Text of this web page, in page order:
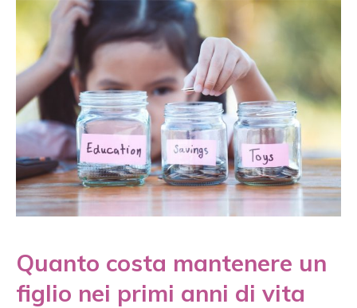
Quanto costa mantenere un
figlio nei primi anni di vita